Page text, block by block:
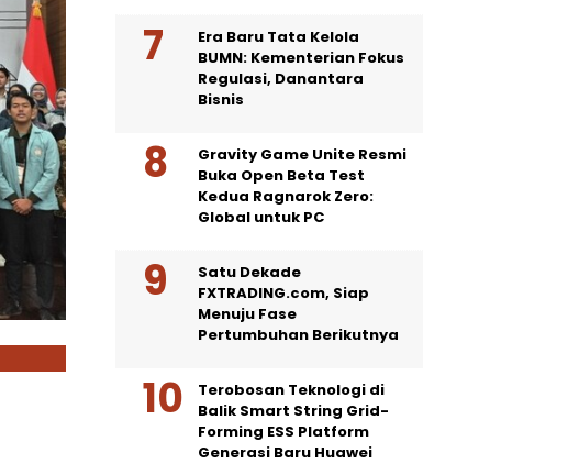
Era Baru Tata Kelola
BUMN: Kementerian Fokus
Regulasi, Danantara
Bisnis
Gravity Game Unite Resmi
Buka Open Beta Test
Kedua Ragnarok Zero:
Global untuk PC
Satu Dekade
FXTRADING.com, Siap
Menuju Fase
Pertumbuhan Berikutnya
Terobosan Teknologi di
Balik Smart String Grid-
Forming ESS Platform
Generasi Baru Huawei